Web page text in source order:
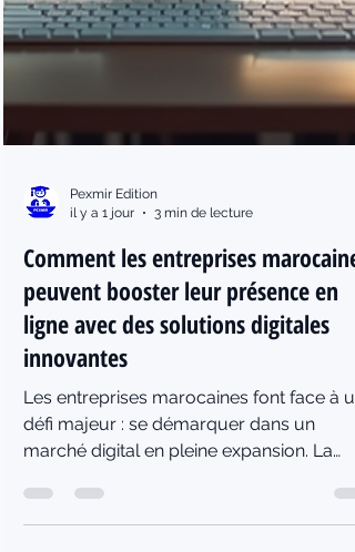
Pexmir Edition
il y a 1 jour
3 min de lecture
Comment les entreprises marocaines
peuvent booster leur présence en
ligne avec des solutions digitales
innovantes